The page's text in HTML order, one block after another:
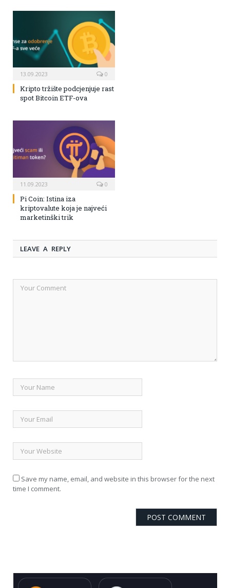
13.09.2023 0
Kripto tržište podcjenjuje rast
spot Bitcoin ETF-ova
11.09.2023 0
Pi Coin: Istina iza
kriptovalute koja je najveći
marketinški trik
LEAVE A REPLY
Save my name, email, and website in this browser for the next
time I comment.